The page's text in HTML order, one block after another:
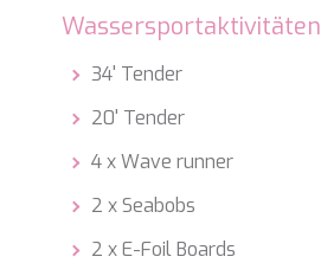
Wassersportaktivitäten
34' Tender
20' Tender
4 x Wave runner
2 x Seabobs
2 x E-Foil Boards